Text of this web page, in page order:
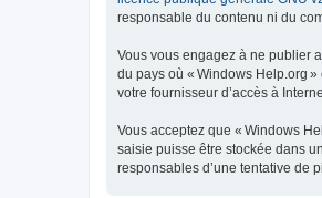
responsable du contenu ni du
Vous vous engagez à ne publier
du pays où « Windows Help.org
votre fournisseur d’accès à
Vous acceptez que « Windows
saisie puisse être stockée dans
responsables d’une tentative de